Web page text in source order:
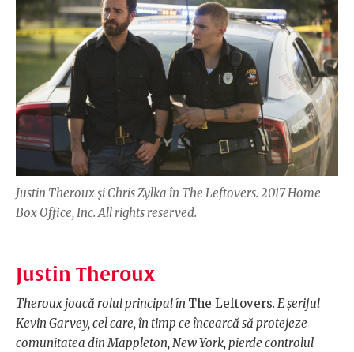
Justin Theroux și Chris Zylka în The Leftovers. 2017 Home
Box Office, Inc. All rights reserved.
Justin Theroux
Theroux joacă rolul principal în The Leftovers. E șeriful
Kevin Garvey, cel care, în timp ce încearcă să protejeze
comunitatea din Mappleton, New York, pierde controlul